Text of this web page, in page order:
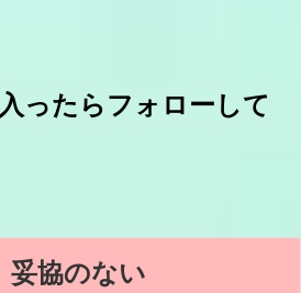
ったらフォローして
妥協のない